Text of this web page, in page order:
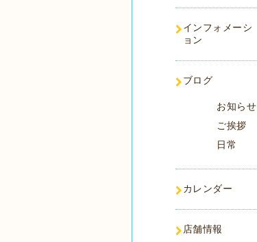
インフォメーシ
ョン
ブログ
お知らせ
ご挨拶
日常
カレンダー
店舗情報